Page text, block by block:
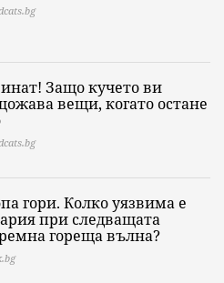
Защо кучето ви
вещи, когато остане
гори. Колко уязвима е
при следващата
гореща вълна?